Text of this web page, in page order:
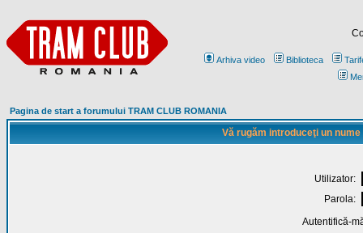
Arhiva video Biblioteca
Pagina de start a forumului TRAM CLUB ROMANIA
Vă rugăm introduceţi un
Utilizator:
Parola:
Autentifică-